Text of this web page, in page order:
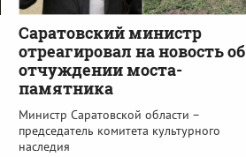
Саратовский министр
отреагировал на новость об
отчуждении моста-
памятника
Министр Саратовской области –
председатель комитета культурного
наследия